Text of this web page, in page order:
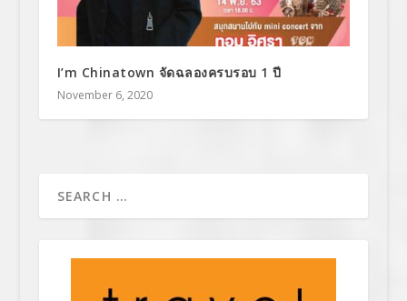
I’m Chinatown จัดฉลองครบรอบ 1 ปี
November 6, 2020